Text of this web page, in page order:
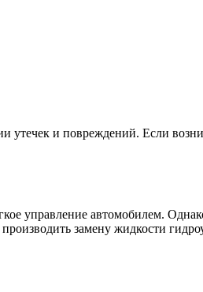
утечек и повреждений. Если
управление автомобилем.
замену жидкости